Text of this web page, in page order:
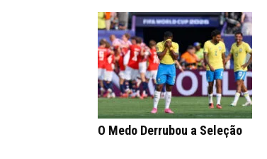
O Medo Derrubou a Seleção